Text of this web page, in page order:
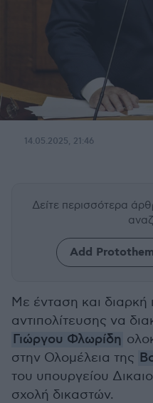
14.05.2025, 21:46
Δείτε περισσότερα
Add
Με ένταση και
αντιπολίτευσης να
Γιώργου Φλωρίδη
στην Ολομέλεια της
του υπουργείου
σχολή δικαστών.